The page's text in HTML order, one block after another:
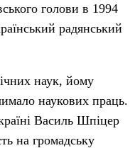
голови в 1994
радянський
наук, йому
наукових праць.
Василь Шпіцер
на громадську